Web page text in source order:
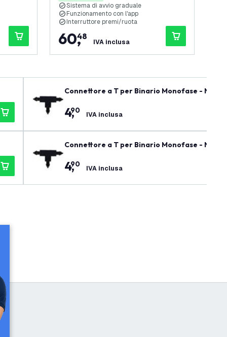
Sistema di avvio graduale
Funzionamento con l'app
Interruttore premi/ruota
60,
48
IVA inclusa
Connettore a T per Binario Monofase - Nero
4,
90 IVA inclusa
Connettore a T per Binario Monofase - Nero
4,
90 IVA inclusa